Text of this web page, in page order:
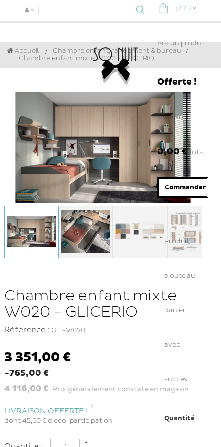
( 0 0 )
Aucun produit
Offerte !
Livraison
0,00 € Total
Commander
Produit
ajouté au
panier
avec
succès
Quantité
Accueil
Chambre enfant, rangement & bureau
Chambre enfant mixte W020 - GLICERIO
Chambre enfant mixte
W020 - GLICERIO
Référence : GLI-W020
3 351,00 €
-765,00 €
4 116,00 € Prix généralement constaté en magasin
LIVRAISON OFFERTE ! *
dont45,00 € d'éco-participation